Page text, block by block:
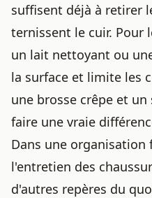
suffisent déjà à retirer
ternissent le cuir. Pour
un lait nettoyant ou
la surface et limite les
une brosse crêpe et
faire une vraie
Dans une organisation
l'entretien des
d'autres repères du